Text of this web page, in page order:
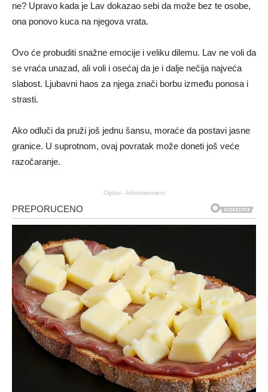
ne? Upravo kada je Lav dokazao sebi da može bez te osobe,
ona ponovo kuca na njegova vrata.
Ovo će probuditi snažne emocije i veliku dilemu. Lav ne voli da
se vraća unazad, ali voli i osećaj da je i dalje nečija najveća
slabost. Ljubavni haos za njega znači borbu između ponosa i
strasti.
Ako odluči da pruži još jednu šansu, moraće da postavi jasne
granice. U suprotnom, ovaj povratak može doneti još veće
razočaranje.
Oglasi - Advertisement